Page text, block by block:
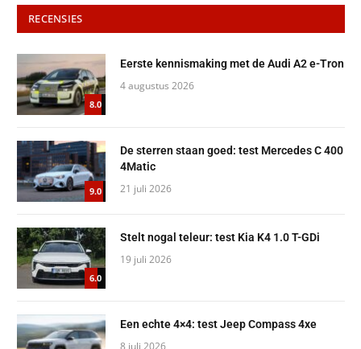
RECENSIES
8.0
Eerste kennismaking met de Audi A2 e-Tron
4 augustus 2026
9.0
De sterren staan goed: test Mercedes C 400
4Matic
21 juli 2026
6.0
Stelt nogal teleur: test Kia K4 1.0 T-GDi
19 juli 2026
Een echte 4×4: test Jeep Compass 4xe
8 juli 2026